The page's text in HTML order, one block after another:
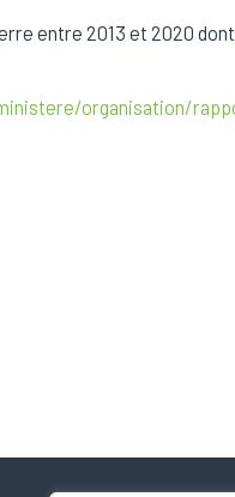
entre 2013 et 2020
organisation/